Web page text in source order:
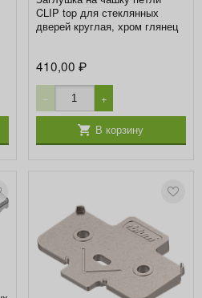
CLIP top для стеклянных
дверей круглая, хром глянец
410,00 ₽
− +
В корзину